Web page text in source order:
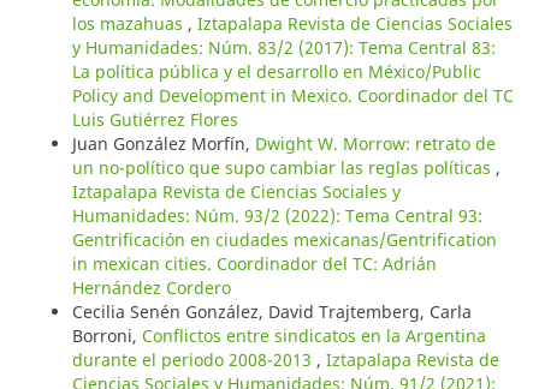
los mazahuas , Iztapalapa Revista de Ciencias Sociales
y Humanidades: Núm. 83/2 (2017): Tema Central 83:
La política pública y el desarrollo en México/Public
Policy and Development in Mexico. Coordinador del TC
Luis Gutiérrez Flores
Juan González Morfín, Dwight W. Morrow: retrato de
un no-político que supo cambiar las reglas políticas ,
Iztapalapa Revista de Ciencias Sociales y
Humanidades: Núm. 93/2 (2022): Tema Central 93:
Gentrificación en ciudades mexicanas/Gentrification
in mexican cities. Coordinador del TC: Adrián
Hernández Cordero
Cecilia Senén González, David Trajtemberg, Carla
Borroni, Conflictos entre sindicatos en la Argentina
durante el periodo 2008-2013 , Iztapalapa Revista de
Ciencias Sociales y Humanidades: Núm. 91/2 (2021):